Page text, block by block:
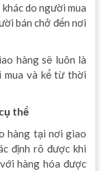
do người mua
bán chở đến nơi
hàng sẽ luôn là
mua và kể từ thời
thể
hàng tại nơi giao
định rõ được khi
hàng hóa được